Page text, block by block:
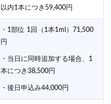
以内1本につき59,400円
・1部位 1回（1本1ml）71,500
円
・当日に同時追加する場合、1
本につき38,500円
・後日申込み44,000円